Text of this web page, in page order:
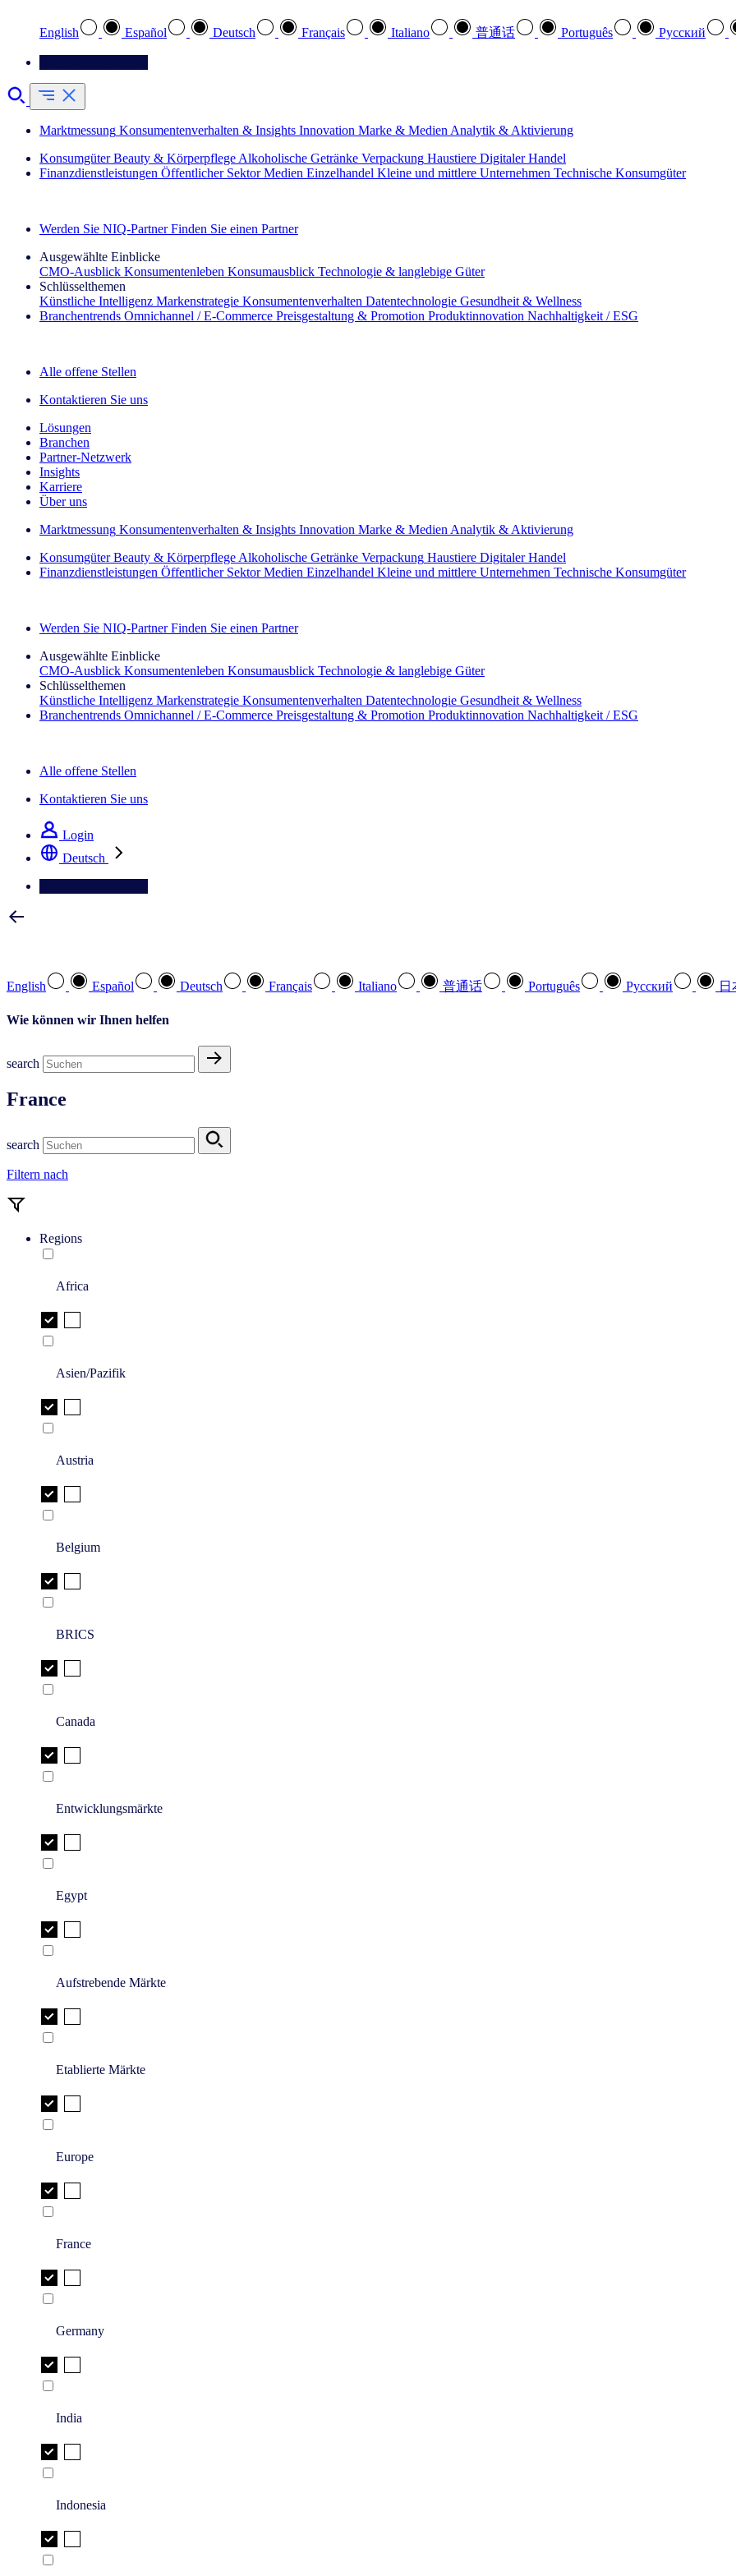
English Español Deutsch Français Italiano 普通话 Português Pусский
Marktmessung Konsumentenverhalten & Insights Innovation Marke & Medien Analytik & Aktivierung
Konsumgüter Beauty & Körperpflege Alkoholische Getränke Verpackung Haustiere Digitaler Handel
Finanzdienstleistungen Öffentlicher Sektor Medien Einzelhandel Kleine und mittlere Unternehmen Technische Konsumgüter
Werden Sie NIQ-Partner Finden Sie einen Partner
Ausgewählte Einblicke
CMO‑Ausblick Konsumentenleben Konsumausblick Technologie & langlebige Güter
Schlüsselthemen
Künstliche Intelligenz Markenstrategie Konsumentenverhalten Datentechnologie Gesundheit & Wellness
Branchentrends Omnichannel / E‑Commerce Preisgestaltung & Promotion Produktinnovation Nachhaltigkeit / ESG
Alle offene Stellen
Kontaktieren Sie uns
Lösungen
Branchen
Partner-Netzwerk
Insights
Karriere
Über uns
Marktmessung Konsumentenverhalten & Insights Innovation Marke & Medien Analytik & Aktivierung
Konsumgüter Beauty & Körperpflege Alkoholische Getränke Verpackung Haustiere Digitaler Handel
Finanzdienstleistungen Öffentlicher Sektor Medien Einzelhandel Kleine und mittlere Unternehmen Technische Konsumgüter
Werden Sie NIQ-Partner Finden Sie einen Partner
Ausgewählte Einblicke
CMO‑Ausblick Konsumentenleben Konsumausblick Technologie & langlebige Güter
Schlüsselthemen
Künstliche Intelligenz Markenstrategie Konsumentenverhalten Datentechnologie Gesundheit & Wellness
Branchentrends Omnichannel / E‑Commerce Preisgestaltung & Promotion Produktinnovation Nachhaltigkeit / ESG
Alle offene Stellen
Kontaktieren Sie uns
Login
Deutsch
English Español Deutsch Français Italiano 普通话 Português Pусский 日
Wie können wir Ihnen helfen
search
France
search
Filtern nach
Regions
Africa
Asien/Pazifik
Austria
Belgium
BRICS
Canada
Entwicklungsmärkte
Egypt
Aufstrebende Märkte
Etablierte Märkte
Europe
France
Germany
India
Indonesia